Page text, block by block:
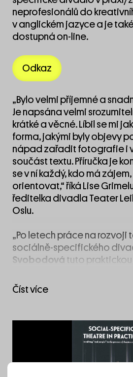
neprofesionálů do
v anglickém jazyce a je
dostupná on-line.
Odkaz
„Bylo velmi příjemné a
Je napsána velmi
krátké a věcné. Líbil se mi
forma, jakými byly objevy
nápad zařadit fotografie i
součást textu. Příručka je
se v ní každý, kdo má
orientovat,“ říká Lise
ředitelka divadla Teater
Oslu.
„Po letech práce na rozvoji
sociálně-specifického
Svobodová tuto praktickou
řadu nástrojů a technik,
dokumentárního divadla,
principu sdílené zkušenosti
všech zúčastněných,“
Robert Palmer, mezinárodní
Číst více